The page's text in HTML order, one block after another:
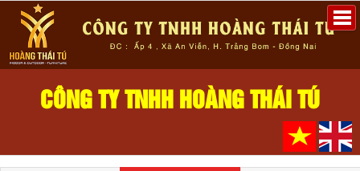
CÔNG TY TNHH HOÀNG THÁI TÚ